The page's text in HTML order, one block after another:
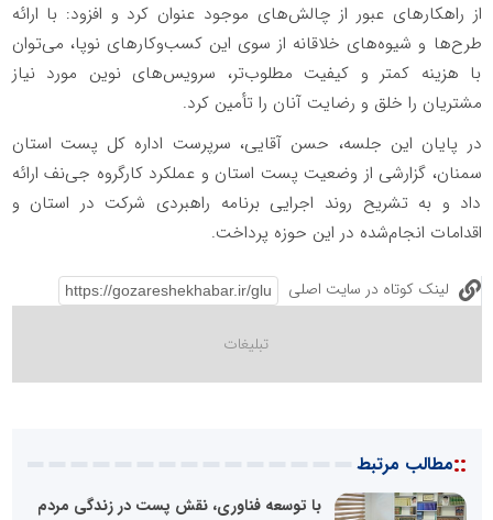
از راهکارهای عبور از چالش‌های موجود عنوان کرد و افزود: با ارائه
طرح‌ها و شیوه‌های خلاقانه از سوی این کسب‌وکارهای نوپا، می‌توان
با هزینه کمتر و کیفیت مطلوب‌تر، سرویس‌های نوین مورد نیاز
مشتریان را خلق و رضایت آنان را تأمین کرد.
در پایان این جلسه، حسن آقایی، سرپرست اداره کل پست استان
سمنان، گزارشی از وضعیت پست استان و عملکرد کارگروه جی‌نف ارائه
داد و به تشریح روند اجرایی برنامه راهبردی شرکت در استان و
اقدامات انجام‌شده در این حوزه پرداخت.
لینک کوتاه در سایت اصلی
::مطالب مرتبط
با توسعه فناوری، نقش پست در زندگی مردم